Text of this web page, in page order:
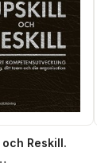
Reskill.